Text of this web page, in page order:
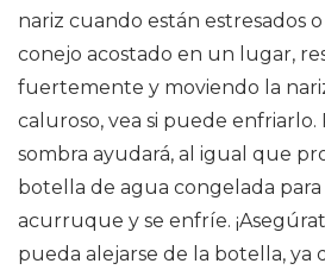
nariz cuando están estresados ​​o
conejo acostado en un lugar,
fuertemente y moviendo la
caluroso, vea si puede
sombra ayudará, al igual que
botella de agua congelada
acurruque y se enfríe.
pueda alejarse de la botella, ya